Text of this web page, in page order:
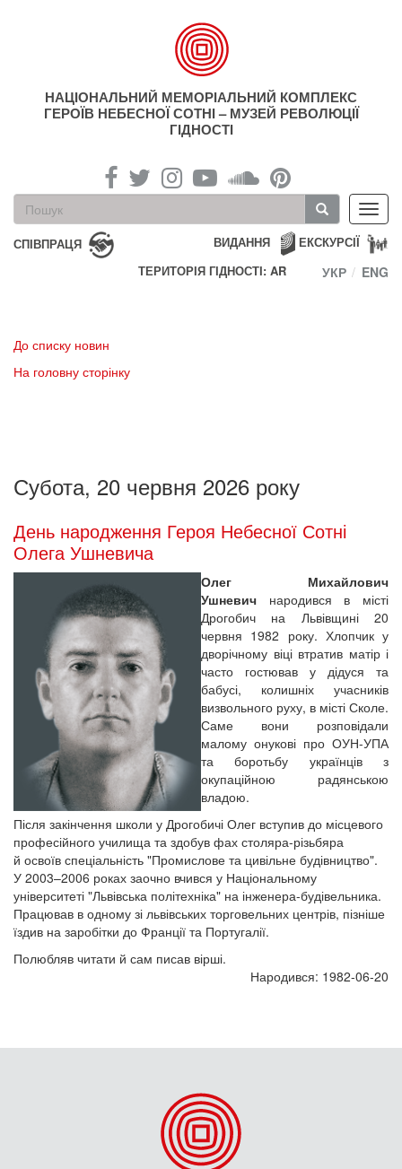
НАЦІОНАЛЬНИЙ МЕМОРІАЛЬНИЙ КОМПЛЕКС
ГЕРОЇВ НЕБЕСНОЇ СОТНІ – МУЗЕЙ РЕВОЛЮЦІЇ
ГІДНОСТІ
Пошукова
форма
Пошук
СПІВПРАЦЯ ЕКСКУРСІЇ
ВИДАННЯ
ТЕРИТОРІЯ ГІДНОСТІ: AR
УКР ENG
До списку новин
На головну сторінку
Субота, 20 червня 2026 року
День народження Героя Небесної Сотні
Олега Ушневича
Олег Михайлович
Ушневич народився в місті
Дрогобич на Львівщині 20
червня 1982 року. Хлопчик у
дворічному віці втратив матір і
часто гостював у дідуся та
бабусі, колишніх учасників
визвольного руху, в місті Сколе.
Саме вони розповідали
малому онукові про ОУН-УПА
та боротьбу українців з
окупаційною радянською
владою.
Після закінчення школи у Дрогобичі Олег вступив до місцевого
професійного училища та здобув фах столяра-різьбяра
й освоїв спеціальність "Промислове та цивільне будівництво".
У 2003–2006 роках заочно вчився у Національному
університеті "Львівська політехніка" на інженера-будівельника.
Працював в одному зі львівських торговельних центрів, пізніше
їздив на заробітки до Франції та Португалії.
Полюбляв читати й сам писав вірші.
Народився: 1982-06-20